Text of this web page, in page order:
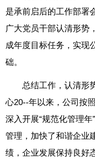
是承前启后的工作部署
广大党员干部认清形势
成年度目标任务，实现
础。
总结工作，认清形
心20--年以来，公司按
深入开展“规范化管理
管理，加快了和谐企业
绩，企业发展保持良好